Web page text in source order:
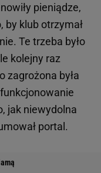
pieniądze,
by klub otrzymał
Te trzeba było
kolejny raz
zagrożona była
jak niewydolna
portal.